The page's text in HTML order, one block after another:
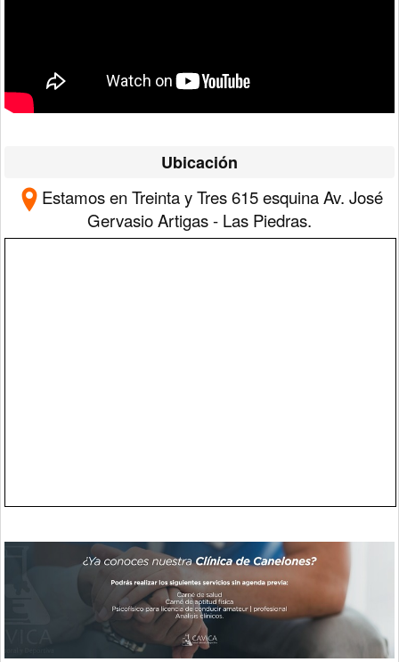
Ubicación
Estamos en Treinta y Tres 615 esquina Av. José
Gervasio Artigas - Las Piedras.